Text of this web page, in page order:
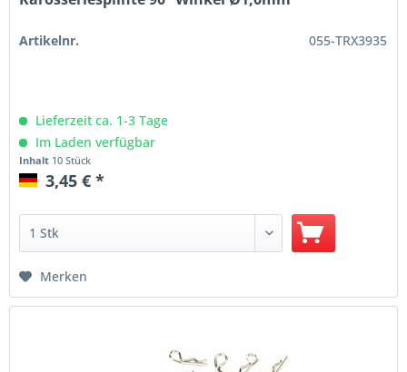
Artikelnr. 055-TRX3935
Lieferzeit ca. 1-3 Tage
Im Laden verfügbar
Inhalt 10 Stück
3,45 € *
Merken